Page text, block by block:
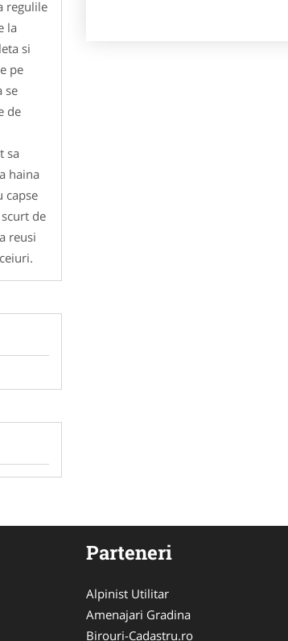
regulile
la
si
pe
se
de
sa
haina
capse
de
reusi
Parteneri
Alpinist Utilitar
Amenajari Gradina
Birouri-Cadastru.ro